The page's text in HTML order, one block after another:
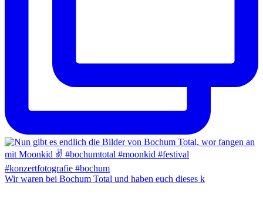
Wir waren bei Bochum Total und haben euch dieses k